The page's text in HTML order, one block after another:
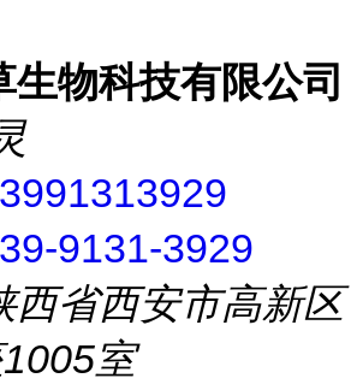
生物科技有限公司
9131-3929
西省西安市高新区
室